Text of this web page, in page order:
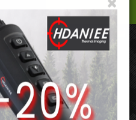
Košarica
en it de